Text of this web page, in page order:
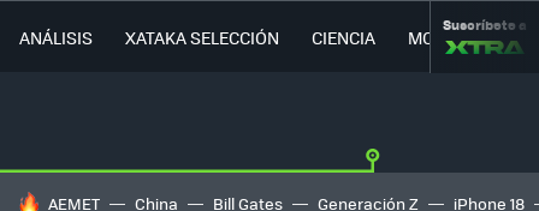
ANÁLISIS XATAKA SELECCIÓN CIENCIA MOVILIDAD
Suscríbete a
HOY SE HABLA DE
AEMET China Bill Gates Generación Z iPhone 18